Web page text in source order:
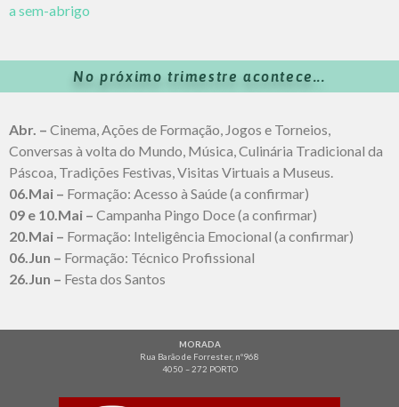
a sem-abrigo
No próximo trimestre acontece...
Abr. – Cinema, Ações de Formação, Jogos e Torneios,
Conversas à volta do Mundo, Música, Culinária Tradicional da
Páscoa, Tradições Festivas, Visitas Virtuais a Museus.
06.Mai – Formação: Acesso à Saúde (a confirmar)
09 e 10.Mai – Campanha Pingo Doce (a confirmar)
20.Mai – Formação: Inteligência Emocional (a confirmar)
06.Jun – Formação: Técnico Profissional
26.Jun – Festa dos Santos
MORADA
Rua Barão de Forrester, nº968
4050 – 272 PORTO